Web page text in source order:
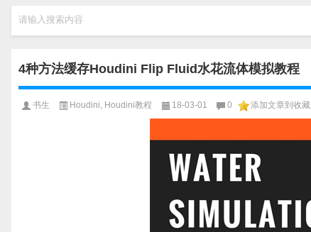
请输入搜索内容
4种方法缓存Houdini Flip Fluid水花流体模拟教程
书生 Houdini, Houdini教程 18-03-01 0 添加文章到收藏